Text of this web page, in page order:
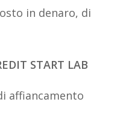
in denaro, di
START LAB
affiancamento